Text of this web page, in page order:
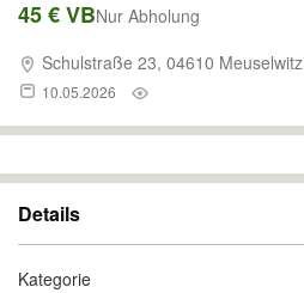
45 € VBNur Abholung
Schulstraße 23, 04610 Meuselwitz
10.05.2026
Details
Kategorie